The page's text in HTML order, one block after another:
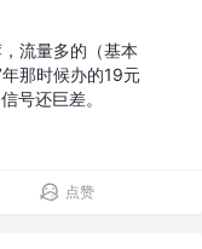
流量多的（基本
那时候办的19元
号还巨差。
点赞